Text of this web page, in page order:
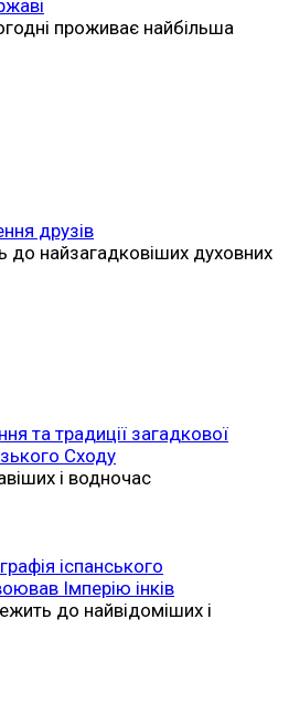
проживає найбільша
друзів
до найзагадковіших духовних
та традиції загадкової
Сходу
і водночас
іспанського
Імперію інків
до найвідоміших і